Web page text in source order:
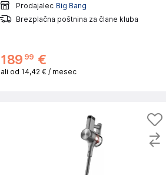
Prodajalec Big Bang
Brezplačna poštnina za člane kluba
189 99 €
ali od 14,42 € / mesec